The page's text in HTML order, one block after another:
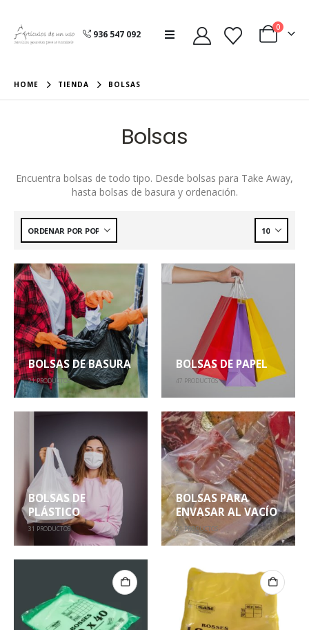
936 547 092
0
HOME TIENDA BOLSAS
Bolsas
Encuentra bolsas de todo tipo. Desde bolsas para Take Away,
hasta bolsas de basura y ordenación.
BOLSAS DE BASURA
21PRODUCTOS
BOLSAS DE PAPEL
47 PRODUCTOS
BOLSAS DE
PLÁSTICO
31 PRODUCTOS
BOLSAS PARA
ENVASAR AL VACÍO
21 PRODUCTOS